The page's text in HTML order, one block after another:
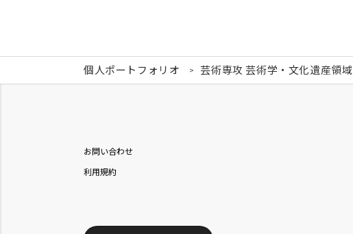
個人ポートフォリオ 芸術専攻 芸術学・文化遺産領域
お問い合わせ
利用規約